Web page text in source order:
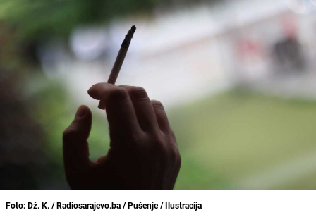
Foto: Dž. K. / Radiosarajevo.ba / Pušenje / Ilustracija